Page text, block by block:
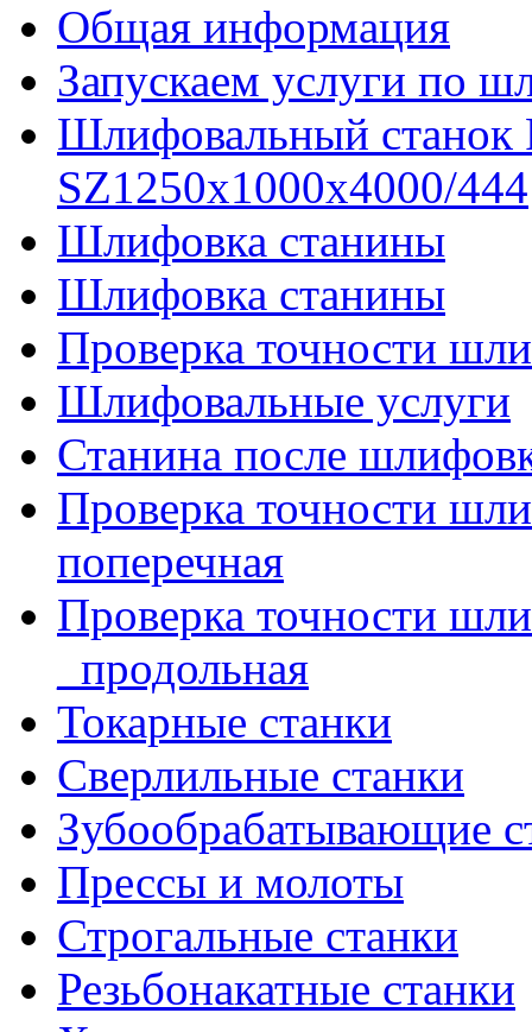
Общая информация
Запускаем услуги по
Шлифовальный
SZ1250x1000x4000/444
Шлифовка станины
Шлифовка станины
Проверка точности
Шлифовальные услуги
Станина после
Проверка точности
поперечная
Проверка точности
_продольная
Токарные станки
Сверлильные станки
Зубообрабатывающие
Прессы и молоты
Строгальные станки
Резьбонакатные станки